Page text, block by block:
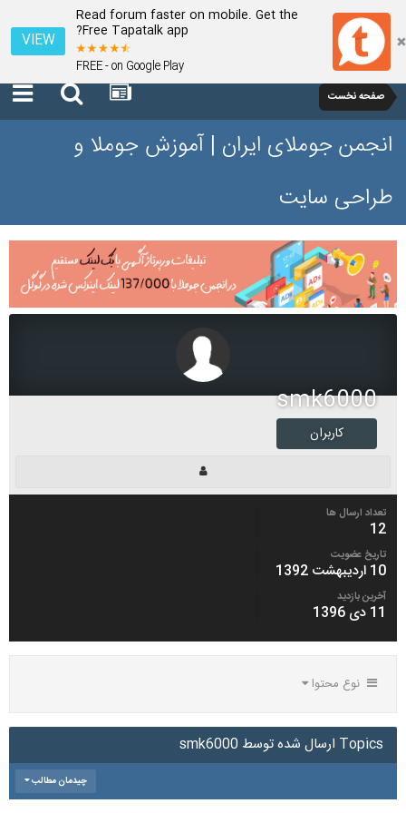
Read forum faster on mobile. Get the
Free Tapatalk app?
FREE - on Google Play
VIEW
صفحه نخست
انجمن جوملای ایران | آموزش جوملا و
طراحی سایت
smk6000
کاربران
تعداد ارسال ها
12
تاریخ عضویت
10 اردیبهشت 1392
آخرین بازدید
11 دی 1396
نوع محتوا
Topics ارسال شده توسط smk6000
چیدمان مطالب